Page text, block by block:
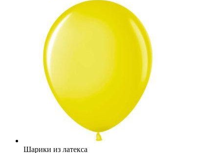
Шарики из латекса